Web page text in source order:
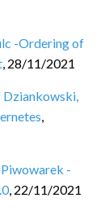
-Ordering of
, 28/11/2021
,
-
, 22/11/2021